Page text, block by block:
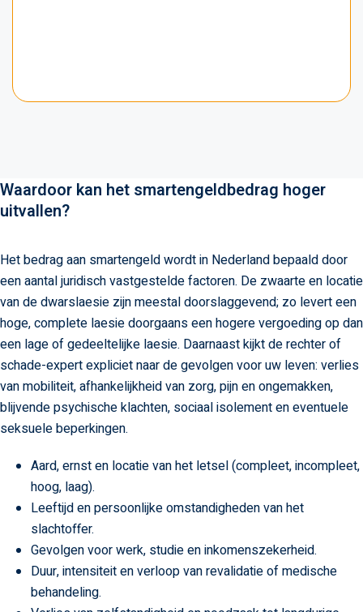
Waardoor kan het smartengeldbedrag hoger
uitvallen?
Het bedrag aan smartengeld wordt in Nederland bepaald door
een aantal juridisch vastgestelde factoren. De zwaarte en locatie
van de dwarslaesie zijn meestal doorslaggevend; zo levert een
hoge, complete laesie doorgaans een hogere vergoeding op dan
een lage of gedeeltelijke laesie. Daarnaast kijkt de rechter of
schade-expert expliciet naar de gevolgen voor uw leven: verlies
van mobiliteit, afhankelijkheid van zorg, pijn en ongemakken,
blijvende psychische klachten, sociaal isolement en eventuele
seksuele beperkingen.
Aard, ernst en locatie van het letsel (compleet, incompleet,
hoog, laag).
Leeftijd en persoonlijke omstandigheden van het
slachtoffer.
Gevolgen voor werk, studie en inkomenszekerheid.
Duur, intensiteit en verloop van revalidatie of medische
behandeling.